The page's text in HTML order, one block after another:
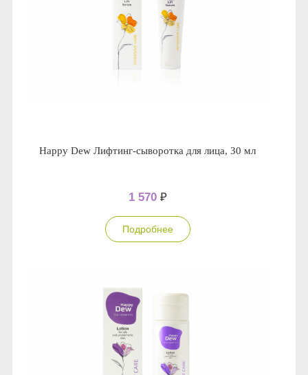
Happy Dew Лифтинг-сыворотка для лица, 30 мл
1 570 ₽
Подробнее